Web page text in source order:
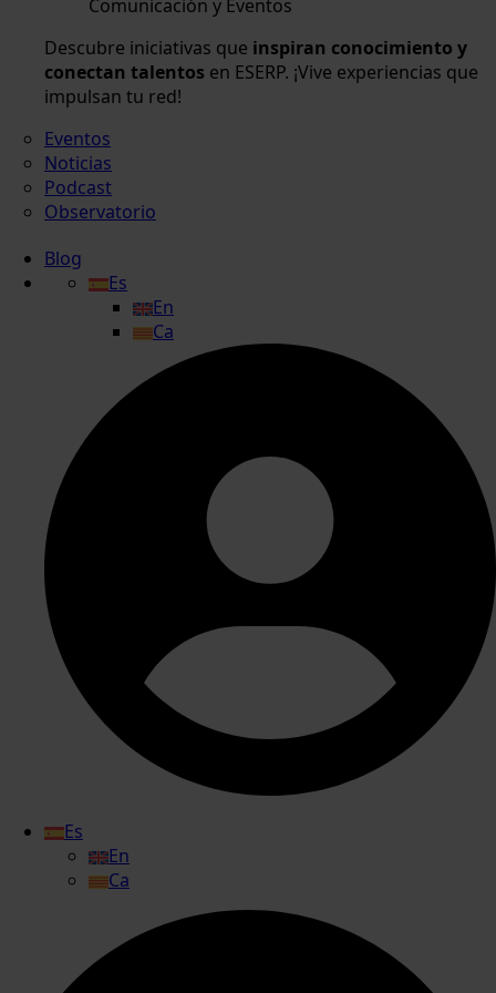
Comunicación y Eventos
Descubre iniciativas que inspiran conocimiento y
conectan talentos en ESERP. ¡Vive experiencias que
impulsan tu red!
Eventos
Noticias
Podcast
Observatorio
Blog
Es
En
Ca
Es
En
Ca